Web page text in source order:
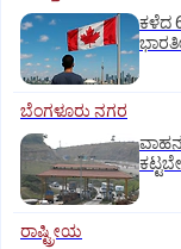
ಕಳೆದ
ಬೆಂಗಳೂರು ನಗರ
ರಾಷ್ಟ್ರೀಯ